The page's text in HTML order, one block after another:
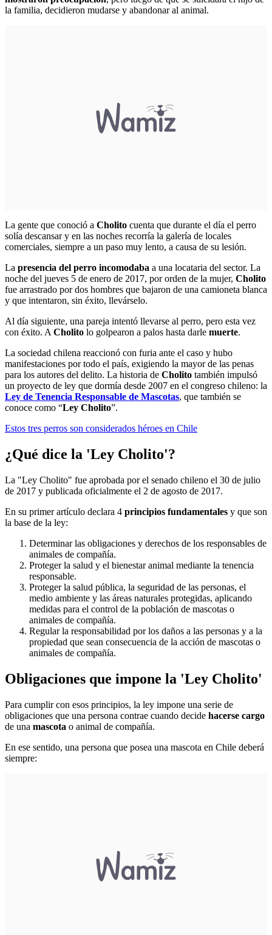
la familia, decidieron mudarse y abandonar al animal.
La gente que conoció a Cholito cuenta que durante el día el perro
solía descansar y en las noches recorría la galería de locales
comerciales, siempre a un paso muy lento, a causa de su lesión.
La presencia del perro incomodaba a una locataria del sector. La
noche del jueves 5 de enero de 2017, por orden de la mujer, Cholito
fue arrastrado por dos hombres que bajaron de una camioneta blanca
y que intentaron, sin éxito, llevárselo.
Al día siguiente, una pareja intentó llevarse al perro, pero esta vez
con éxito. A Cholito lo golpearon a palos hasta darle muerte.
La sociedad chilena reaccionó con furia ante el caso y hubo
manifestaciones por todo el país, exigiendo la mayor de las penas
para los autores del delito. La historia de Cholito también impulsó
un proyecto de ley que dormía desde 2007 en el congreso chileno: la
Ley de Tenencia Responsable de Mascotas, que también se
conoce como “Ley Cholito”.
Estos tres perros son considerados héroes en Chile
¿Qué dice la 'Ley Cholito'?
La "Ley Cholito" fue aprobada por el senado chileno el 30 de julio
de 2017 y publicada oficialmente el 2 de agosto de 2017.
En su primer artículo declara 4 principios fundamentales y que son
la base de la ley:
Determinar las obligaciones y derechos de los responsables de
animales de compañía.
Proteger la salud y el bienestar animal mediante la tenencia
responsable.
Proteger la salud pública, la seguridad de las personas, el
medio ambiente y las áreas naturales protegidas, aplicando
medidas para el control de la población de mascotas o
animales de compañía.
Regular la responsabilidad por los daños a las personas y a la
propiedad que sean consecuencia de la acción de mascotas o
animales de compañía.
Obligaciones que impone la 'Ley Cholito'
Para cumplir con esos principios, la ley impone una serie de
obligaciones que una persona contrae cuando decide hacerse cargo
de una mascota o animal de compañía.
En ese sentido, una persona que posea una mascota en Chile deberá
siempre: